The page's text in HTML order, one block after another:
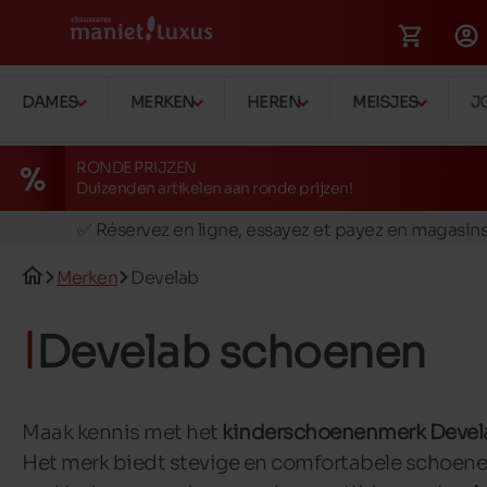
DAMES MERKEN HEREN MEISJES
RONDE PRIJZEN
Duizenden artikelen aan ronde prijzen!
🚛 Livraison gratuite en magasins
✅ Réservez en ligne, essayez et payez en
🚛 Livraison gratuite en magasins
Merken Develab
Develab schoenen
Maak kennis met het kinderschoenenmerk
Het merk biedt stevige en comfortabele